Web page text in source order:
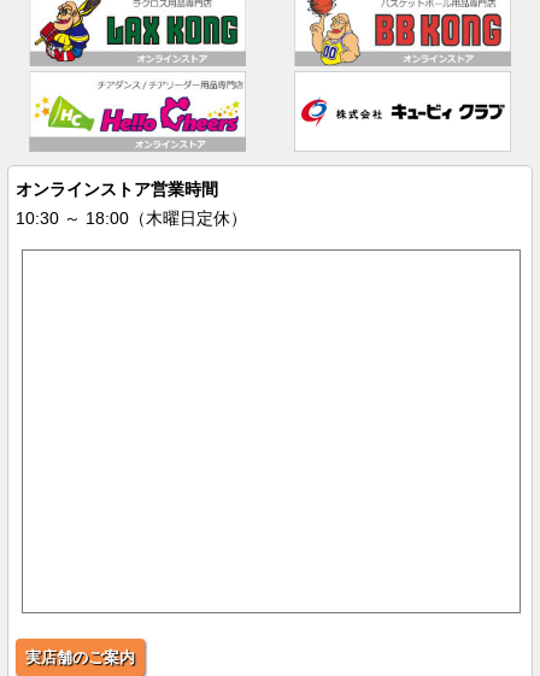
オンラインストア営業時間
10:30 ～ 18:00（木曜日定休）
実店舗のご案内